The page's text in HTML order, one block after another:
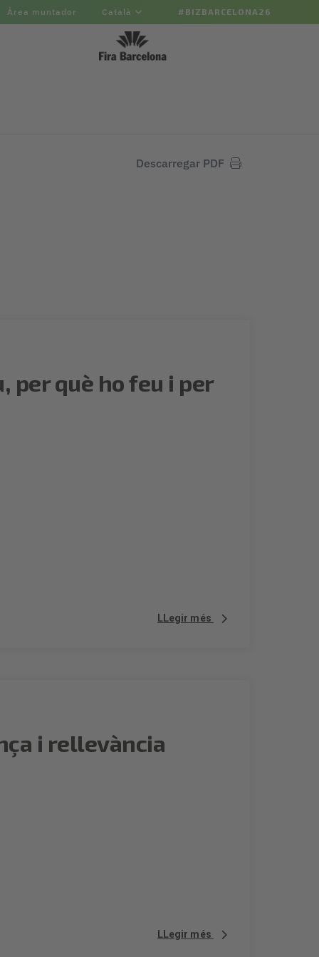
Àrea muntador Català #BIZBARCELONA26
Descarregar PDF
per què ho feu i per
LLegir més
i rellevància
LLegir més